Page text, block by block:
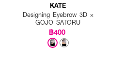
KATE
Designing Eyebrow 3D ×
GOJO SATORU
฿400